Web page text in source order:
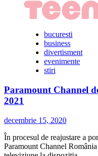
despre
METRO
susține
antreprenorii
din
sectorul
HoReCa
prin
noua
campanie
de
de
bucuresti
business
divertisment
evenimente
stiri
Paramount Channel
2021
decembrie 15, 2020
În procesul de reajustare a
Paramount Channel